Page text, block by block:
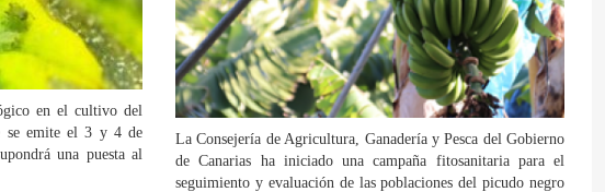
en el cultivo del
se emite el 3 y 4 de
una puesta al
La Consejería de Agricultura, Ganadería y Pesca del Gobierno
de Canarias ha iniciado una campaña fitosanitaria para el
seguimiento y evaluación de las poblaciones del picudo negro